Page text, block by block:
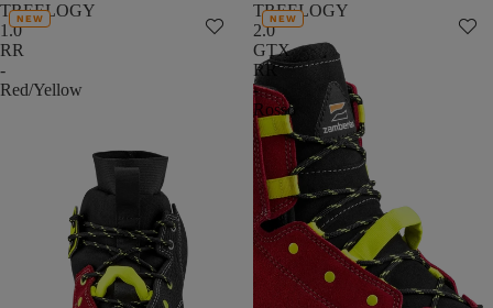
TREELOGY
1.0
RR
-
Red/Yellow
NEW
TREELOGY
2.0
GTX
RR
-
Rosso
NEW